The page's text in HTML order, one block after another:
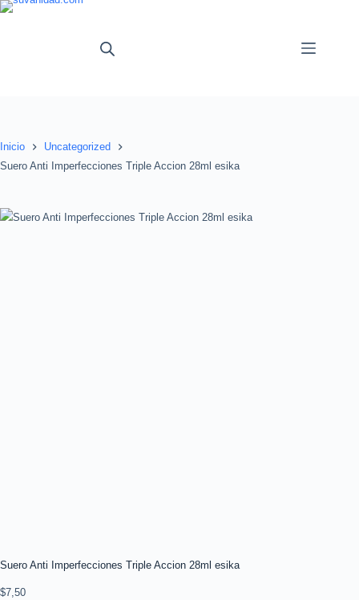
Saltar
Inicio
Uncategorized
Suero Anti Imperfecciones Triple Accion 28ml esika
Suero Anti Imperfecciones Triple Accion 28ml esika
$7,50